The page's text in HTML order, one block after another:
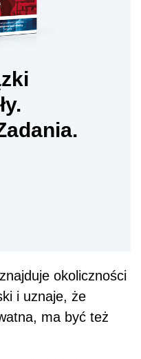
okoliczności
i uznaje, że
ma być też